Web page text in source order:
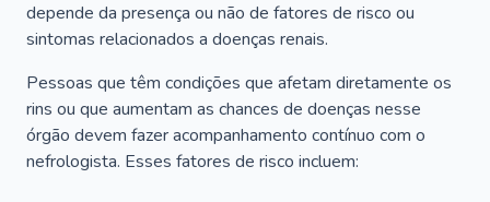
depende da presença ou não de fatores de risco ou
sintomas relacionados a doenças renais.
Pessoas que têm condições que afetam diretamente os
rins ou que aumentam as chances de doenças nesse
órgão devem fazer acompanhamento contínuo com o
nefrologista. Esses fatores de risco incluem: